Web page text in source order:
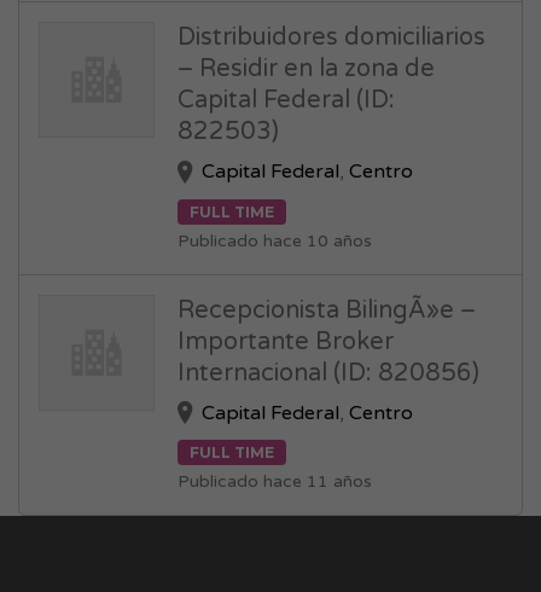
Distribuidores domiciliarios
– Residir en la zona de
Capital Federal (ID:
822503)
Capital Federal,Centro
FULL TIME
Publicado hace 10 años
Recepcionista BilingÃ»e –
Importante Broker
Internacional (ID: 820856)
Capital Federal,Centro
FULL TIME
Publicado hace 11 años